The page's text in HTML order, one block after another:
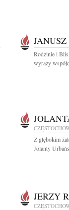
Rodzinie i
wyrazy
Z głębokim
Jolanty
JERZY